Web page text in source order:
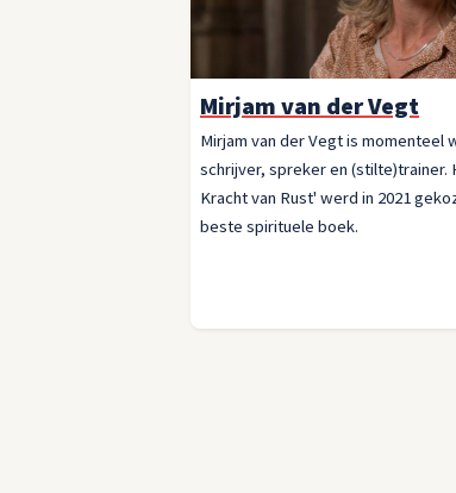
Mirjam van der Vegt
Mirjam van der Vegt is momenteel
schrijver, spreker en (stilte)trainer.
Kracht van Rust' werd in 2021
beste spirituele boek.